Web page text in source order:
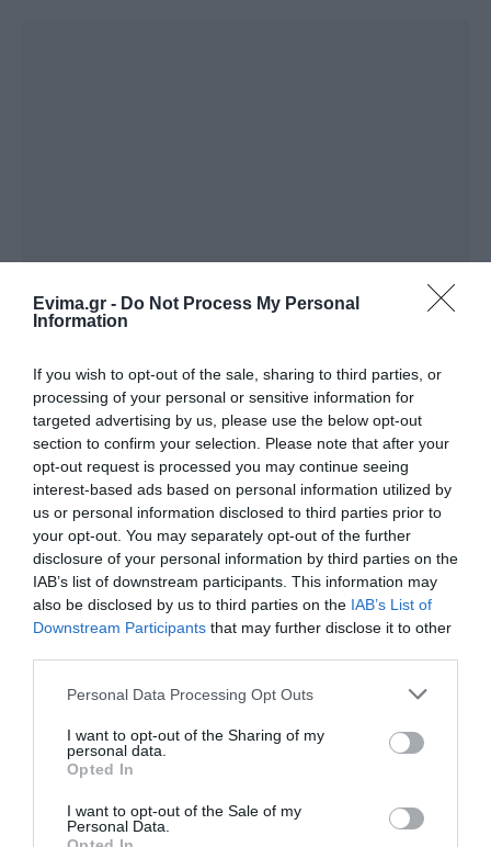
Evima.gr - Do Not Process My Personal
Information
If you wish to opt-out of the sale, sharing to third parties, or
processing of your personal or sensitive information for
targeted advertising by us, please use the below opt-out
section to confirm your selection. Please note that after your
opt-out request is processed you may continue seeing
interest-based ads based on personal information utilized by
us or personal information disclosed to third parties prior to
your opt-out. You may separately opt-out of the further
disclosure of your personal information by third parties on the
IAB’s list of downstream participants. This information may
also be disclosed by us to third parties on the IAB’s List of
Downstream Participants that may further disclose it to other
Please note that this website/app uses one or more Google
not limited to your visit or usage behaviour. You may click to
grant or deny consent to Google and its third-party tags to
use your data for below specified purposes in below Google
consent section.
Personal Data Processing Opt Outs
I want to opt-out of the Sharing of my
personal data.
Opted In
I want to opt-out of the Sale of my
Personal Data.
Έτρεχε με 182 χλμ./ώρα
Δεν τιμωρείται μόνο η υπερβολική ταχύτητα:
Πρόστιμο και για όσους πάνε πολύ αργά
Ακολουθήστε το evima.gr στο